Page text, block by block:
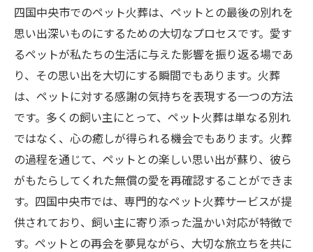
四国中央市でのペット火葬は、ペットとの最後の別れを
思い出深いものにするための大切なプロセスです。愛す
るペットが私たちの生活に与えた影響を振り返る場であ
り、その思い出を大切にする瞬間でもあります。火葬
は、ペットに対する感謝の気持ちを表現する一つの方法
です。多くの飼い主にとって、ペット火葬は単なる別れ
ではなく、心の癒しが得られる機会でもあります。火葬
の過程を通じて、ペットとの楽しい思い出が蘇り、彼ら
がもたらしてくれた無償の愛を再確認することができま
す。四国中央市では、専門的なペット火葬サービスが提
供されており、飼い主に寄り添った温かい対応が特徴で
す。ペットとの再会を夢見ながら、大切な旅立ちを共に